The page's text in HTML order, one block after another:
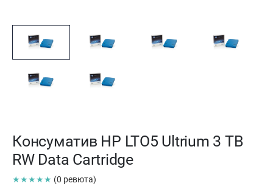
Консуматив HP LTO5 Ultrium 3 TB
RW Data Cartridge
★★★★★ (0 ревюта)